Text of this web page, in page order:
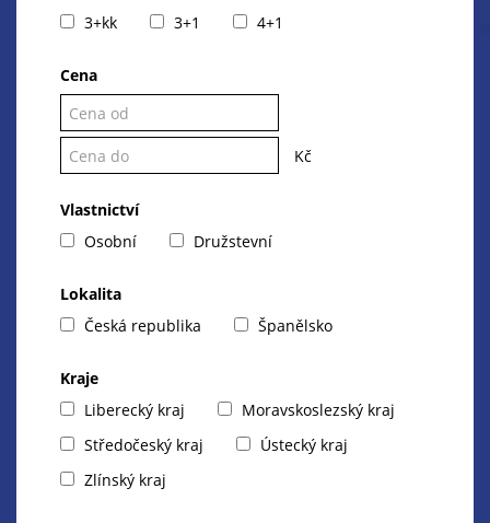
3+kk
3+1 4+1
Cena
Kč
Vlastnictví
Osobní
Družstevní
Lokalita
Česká republika
Španělsko
Kraje
Liberecký kraj
Moravskoslezský kraj
Středočeský kraj
Ústecký kraj
Zlínský kraj